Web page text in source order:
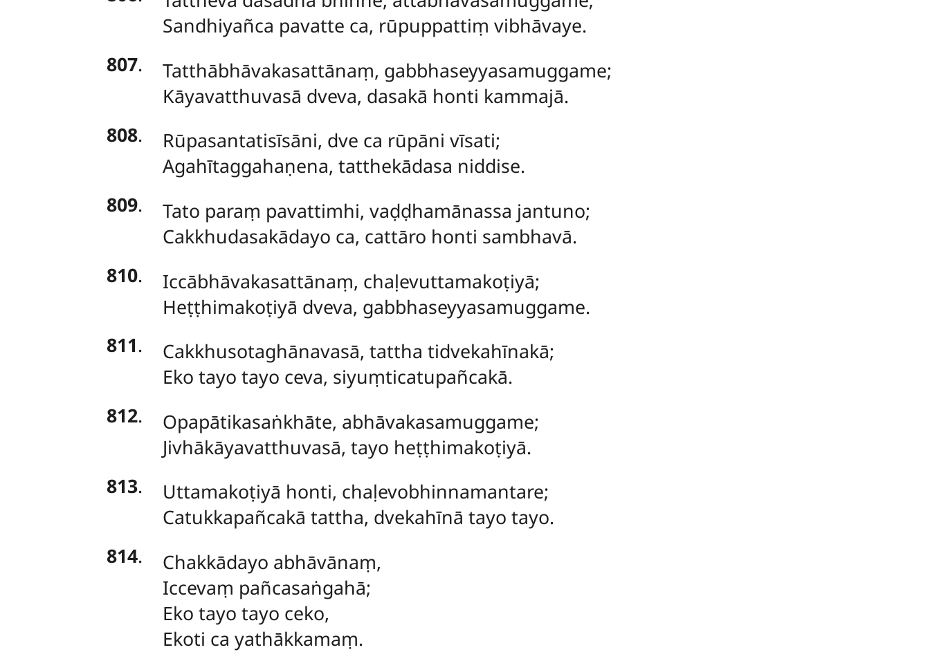
Sandhiyañca pavatte ca, rūpuppattiṃ vibhāvaye.
807.
Tatthābhāvakasattānaṃ, gabbhaseyyasamuggame;
Kāyavatthuvasā dveva, dasakā honti kammajā.
808.
Rūpasantatisīsāni, dve ca rūpāni vīsati;
Agahītaggahaṇena, tatthekādasa niddise.
809.
Tato paraṃ pavattimhi, vaḍḍhamānassa jantuno;
Cakkhudasakādayo ca, cattāro honti sambhavā.
810.
Iccābhāvakasattānaṃ, chaḷevuttamakoṭiyā;
Heṭṭhimakoṭiyā dveva, gabbhaseyyasamuggame.
811.
Cakkhusotaghānavasā, tattha tidvekahīnakā;
Eko tayo tayo ceva, siyuṃticatupañcakā.
812.
Opapātikasaṅkhāte, abhāvakasamuggame;
Jivhākāyavatthuvasā, tayo heṭṭhimakoṭiyā.
813. Uttamakoṭiyā honti, chaḷevobhinnamantare;
Catukkapañcakā tattha, dvekahīnā tayo tayo.
814.
Chakkādayo abhāvānaṃ,
Iccevaṃ pañcasaṅgahā;
Eko tayo tayo ceko,
Ekoti ca yathākkamaṃ.